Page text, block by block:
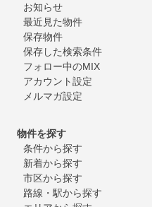
お知らせ
最近見た物件
保存物件
保存した検索条件
フォロー中のMIX
アカウント設定
メルマガ設定
物件を探す
条件から探す
新着から探す
市区から探す
路線・駅から探す